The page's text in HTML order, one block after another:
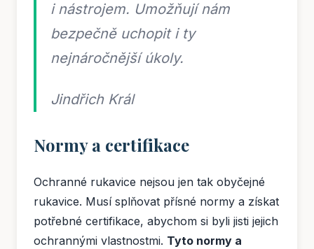
i nástrojem. Umožňují nám
bezpečně uchopit i ty
nejnáročnější úkoly.
Jindřich Král
Normy a certifikace
Ochranné rukavice nejsou jen tak obyčejné
rukavice. Musí splňovat přísné normy a získat
potřebné certifikace, abychom si byli jisti jejich
ochrannými vlastnostmi. Tyto normy a